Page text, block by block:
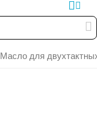
Масло для